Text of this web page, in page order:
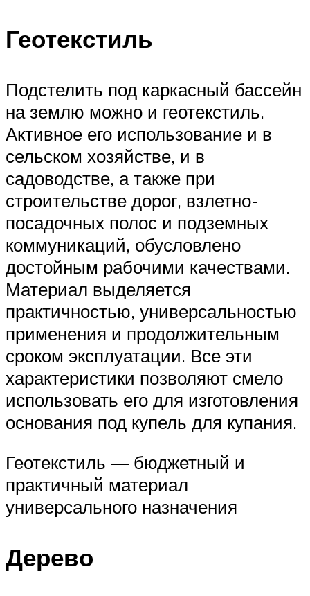
Геотекстиль
Подстелить под каркасный бассейн
на землю можно и геотекстиль.
Активное его использование и в
сельском хозяйстве, и в
садоводстве, а также при
строительстве дорог, взлетно-
посадочных полос и подземных
коммуникаций, обусловлено
достойным рабочими качествами.
Материал выделяется
практичностью, универсальностью
применения и продолжительным
сроком эксплуатации. Все эти
характеристики позволяют смело
использовать его для изготовления
основания под купель для купания.
Геотекстиль — бюджетный и
практичный материал
универсального назначения
Дерево